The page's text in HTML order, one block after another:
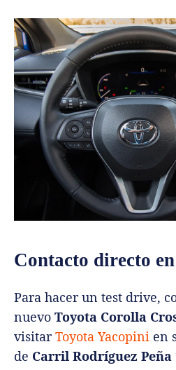
Contacto directo
Para hacer un test drive,
nuevo Toyota Corolla
visitarToyota Yacopini en
de Carril Rodríguez Peña